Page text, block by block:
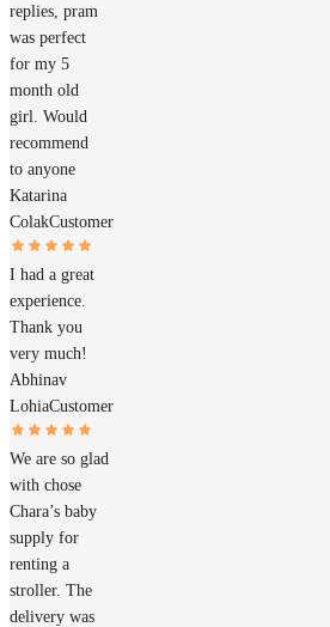
replies, pram
was perfect
for my 5
month old
girl. Would
recommend
to anyone
Katarina
ColakCustomer
I had a great
experience.
Thank you
very much!
Abhinav
LohiaCustomer
We are so glad
with chose
Chara’s baby
supply for
renting a
stroller. The
delivery was